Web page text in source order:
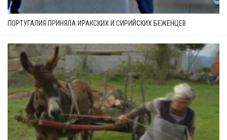
ПОРТУГАЛИЯ ПРИНЯЛА ИРАКСКИХ И СИРИЙСКИХ БЕЖЕНЦЕВ